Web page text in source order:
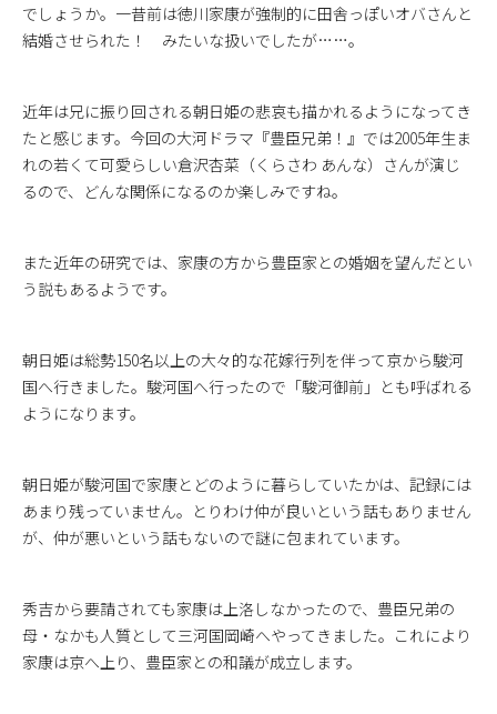
でしょうか。一昔前は徳川家康が強制的に田舎っぽいオバさんと
結婚させられた！ みたいな扱いでしたが……。
近年は兄に振り回される朝日姫の悲哀も描かれるようになってき
たと感じます。今回の大河ドラマ『豊臣兄弟！』では2005年生ま
れの若くて可愛らしい倉沢杏菜（くらさわ あんな）さんが演じ
るので、どんな関係になるのか楽しみですね。
また近年の研究では、家康の方から豊臣家との婚姻を望んだとい
う説もあるようです。
朝日姫は総勢150名以上の大々的な花嫁行列を伴って京から駿河
国へ行きました。駿河国へ行ったので「駿河御前」とも呼ばれる
ようになります。
朝日姫が駿河国で家康とどのように暮らしていたかは、記録には
あまり残っていません。とりわけ仲が良いという話もありません
が、仲が悪いという話もないので謎に包まれています。
秀吉から要請されても家康は上洛しなかったので、豊臣兄弟の
母・なかも人質として三河国岡崎へやってきました。これにより
家康は京へ上り、豊臣家との和議が成立します。